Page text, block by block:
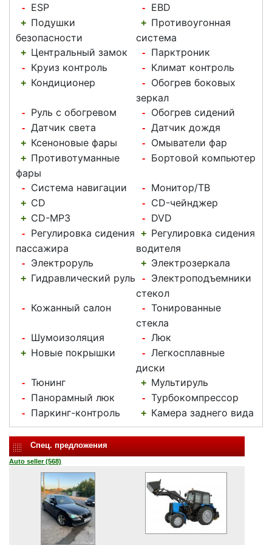
- ESP - EBD
+ Подушки
безопасности
+ Противоугонная
система
+ Центральный замок - Парктроник
- Круиз контроль - Климат контроль
+ Кондиционер -
Обогрев боковых
зеркал
- Руль с обогревом - Обогрев сидений
- Датчик света - Датчик дождя
+ Ксеноновые фары - Омыватели фар
+ Противотуманные
фары
- Бортовой компьютер
- Система навигации - Монитор/ТВ
+ CD - CD-чейнджер
+ CD-MP3 - DVD
-
Регулировка сидения
пассажира
+ Регулировка сидения
водителя
- Электроруль + Электрозеркала
+ Гидравлический руль -
Электроподъемники
стекол
- Кожанный салон - Тонированные
стекла
- Шумоизоляция - Люк
+ Новые покрышки - Легкосплавные
диски
- Тюнинг + Мультируль
- Панорамный люк - Турбокомпрессор
- Паркинг-контроль + Камера заднего вида
Спец. предложения
Auto seller (568)